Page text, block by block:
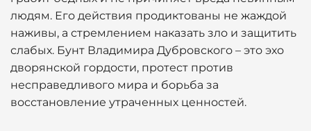
людям. Его действия продиктованы не жаждой
наживы, а стремлением наказать зло и защитить
слабых. Бунт Владимира Дубровского – это эхо
дворянской гордости, протест против
несправедливого мира и борьба за
восстановление утраченных ценностей.